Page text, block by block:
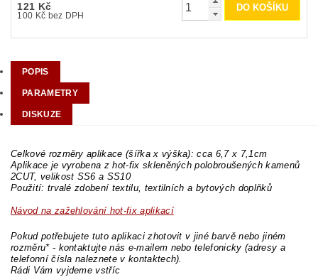
121 Kč
100 Kč bez DPH
POPIS
PARAMETRY
DISKUZE
Celkové rozměry aplikace (šířka x výška): cca 6,7 x 7,1cm
Aplikace je vyrobena z hot-fix skleněných polobroušených kamenů
2CUT, velikost SS6 a SS10
Použití: trvalé zdobení textilu, textilních a bytových doplňků
Návod na zažehlování hot-fix aplikací
Pokud potřebujete tuto aplikaci zhotovit v jiné barvě nebo jiném
rozměru* - kontaktujte nás e-mailem nebo telefonicky (adresy a
telefonní čísla naleznete v kontaktech).
Rádi Vám vyjdeme vstříc